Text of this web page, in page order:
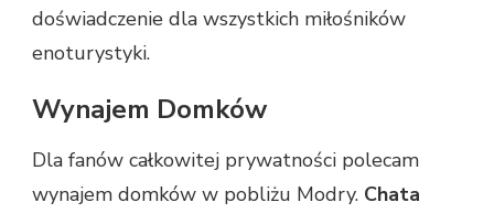
doświadczenie dla wszystkich miłośników
enoturystyki.
Wynajem Domków
Dla fanów całkowitej prywatności polecam
wynajem domków w pobliżu Modry. Chata